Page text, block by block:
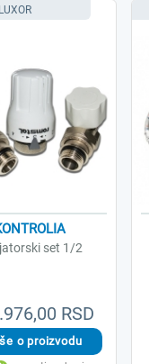
RSD
set 1/2
LUXOR